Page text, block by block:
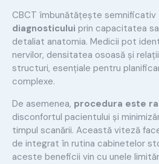
CBCT îmbunătățește semnificativ
diagnosticului prin capacitatea
detaliat anatomia. Medicii pot
nervilor, densitatea osoasă și
structuri, esențiale pentru
complexe.
De asemenea, procedura este
disconfortul pacientului și
timpul scanării. Această viteză
de integrat în rutina cabinetelor
aceste beneficii vin cu unele